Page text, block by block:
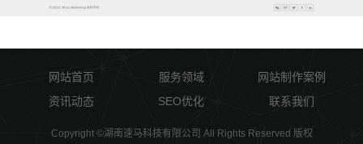
网站首页 服务领域
网站制作案例
资讯动态
SEO优化 联系我们
Copyright ©湖南速马科技有限公司 All Rights Reserved 版权